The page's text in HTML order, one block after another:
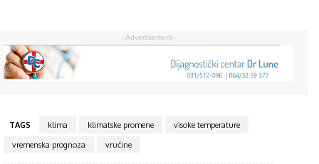
- Advertisement -
TAGS klima klimatske promene
visoke temperature
vremenska prognoza
vrućine